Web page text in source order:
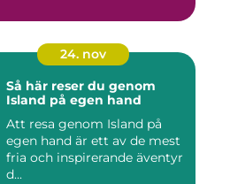
24. nov
Så här reser du genom
Island på egen hand
Att resa genom Island på
egen hand är ett av de mest
fria och inspirerande äventyr
d...